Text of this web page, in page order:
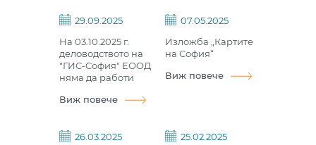
29.09.2025
На 03.10.2025 г.
деловодството на
"ГИС-София" ЕООД
няма да работи
Виж повече
07.05.2025
Изложба „Картите
на София“
Виж повече
26.03.2025
25.02.2025